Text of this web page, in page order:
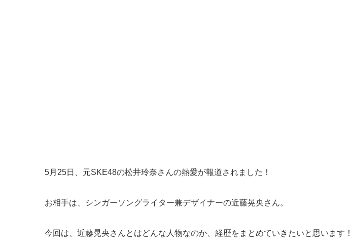
5月25日、元SKE48の松井玲奈さんの熱愛が報道されました！
お相手は、シンガーソングライター兼デザイナーの近藤晃央さん。
今回は、近藤晃央さんとはどんな人物なのか、経歴をまとめていきたいと思います！